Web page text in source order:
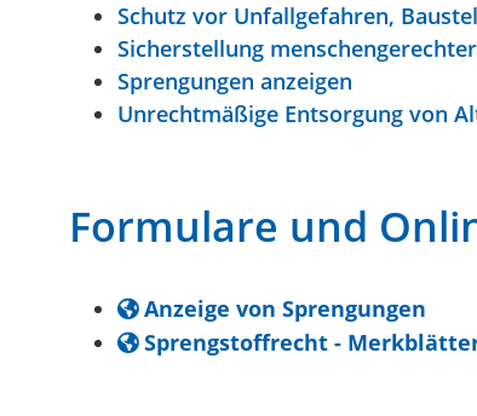
Schutz vor Unfallgefahren,
Sicherstellung
Sprengungen anzeigen
Unrechtmäßige Entsorgung von
Formulare und
Anzeige von Sprengungen
Sprengstoffrecht -